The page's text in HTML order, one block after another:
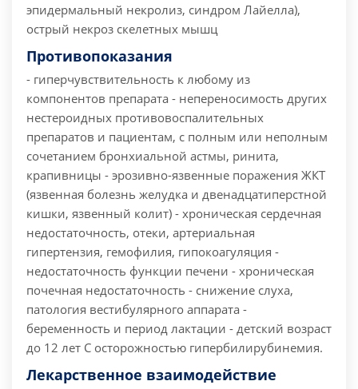
эпидермальный некролиз, синдром Лайелла),
острый некроз скелетных мышц
Противопоказания
- гиперчувствительность к любому из
компонентов препарата - непереносимость других
нестероидных противовоспалительных
препаратов и пациентам, с полным или неполным
сочетанием бронхиальной астмы, ринита,
крапивницы - эрозивно-язвенные поражения ЖКТ
(язвенная болезнь желудка и двенадцатиперстной
кишки, язвенный колит) - хроническая сердечная
недостаточность, отеки, артериальная
гипертензия, гемофилия, гипокоагуляция -
недостаточность функции печени - хроническая
почечная недостаточность - снижение слуха,
патология вестибулярного аппарата -
беременность и период лактации - детский возраст
до 12 лет С осторожностью гипербилирубинемия.
Лекарственное взаимодействие